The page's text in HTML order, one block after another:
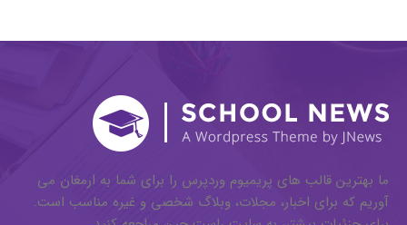
ما بهترین قالب های پریمیوم وردپرس را برای شما به ارمغان می
آوریم که برای اخبار، مجلات، وبلاگ شخصی و غیره مناسب است.